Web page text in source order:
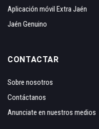
Aplicación móvil Extra Jaén
Jaén Genuino
CONTACTAR
Sobre nosotros
Contáctanos
Anunciate en nuestros medios